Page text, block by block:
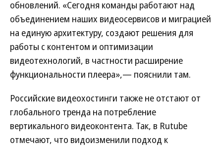
обновлений. «Сегодня команды работают над
объединением наших видеосервисов и миграцией
на единую архитектуру, создают решения для
работы с контентом и оптимизации
видеотехнологий, в частности расширение
функциональности плеера»,— пояснили там.
Российские видеохостинги также не отстают от
глобального тренда на потребление
вертикального видеоконтента. Так, в Rutube
отмечают, что видоизменили подход к